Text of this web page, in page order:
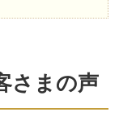
さまの声